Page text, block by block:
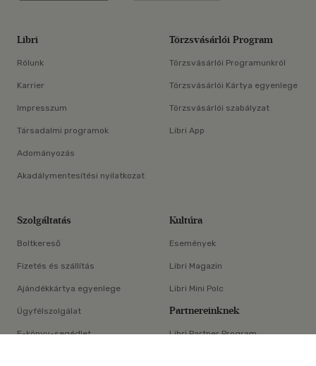
×
Libri
Rólunk
Karrier
Impresszum
Társadalmi programok
Adományozás
Akadálymentesítési nyilatkozat
Törzsvásárlói Program
Törzsvásárlói Programunkról
Törzsvásárlói Kártya egyenlege
Törzsvásárlói szabályzat
Libri App
Szolgáltatás
Boltkereső
Fizetés és szállítás
Ajándékkártya egyenlege
Ügyfélszolgálat
E-könyv-segédlet
Kultúra
Események
Libri Magazin
Libri Mini Polc
Partnereinknek
Libri Partner Program